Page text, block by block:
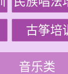
古筝培
音乐类